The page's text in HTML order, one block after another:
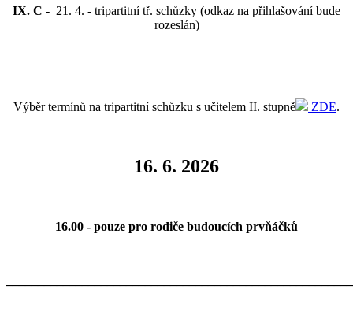
IX. C - 21. 4. - tripartitní tř. schůzky (odkaz na přihlašování bude
rozeslán)
Výběr termínů na tripartitní schůzku s učitelem II. stupně ZDE.
16. 6. 2026
16.00 - pouze pro rodiče budoucích prvňáčků